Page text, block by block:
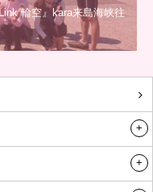
輪空』kara来島海峡往